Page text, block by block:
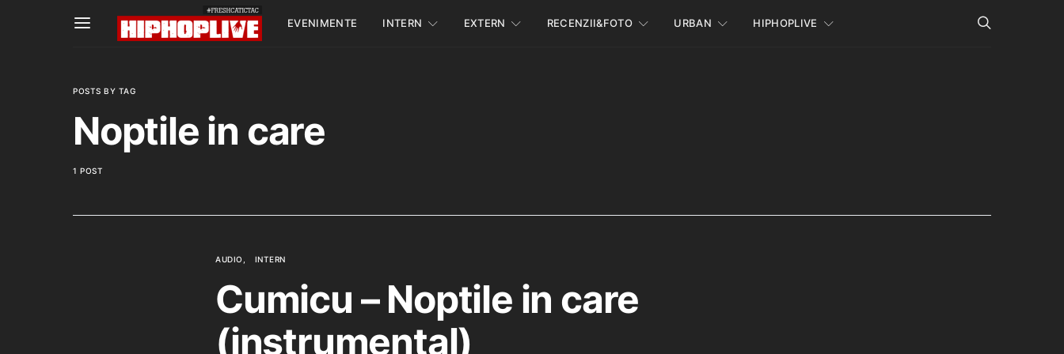
EVENIMENTE INTERN EXTERN RECENZII&FOTO URBAN HIPHOPLIVE
POSTS BY TAG
Noptile in care
1 POST
AUDIO INTERN
Cumicu – Noptile in care
(instrumental)